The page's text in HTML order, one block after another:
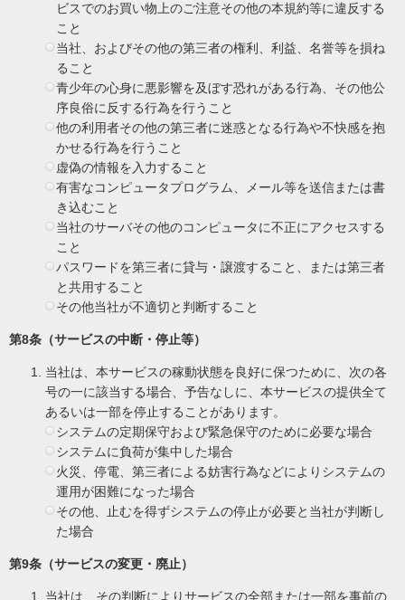
ビスでのお買い物上のご注意その他の本規約等に違反する
こと
当社、およびその他の第三者の権利、利益、名誉等を損ね
ること
青少年の心身に悪影響を及ぼす恐れがある行為、その他公
序良俗に反する行為を行うこと
他の利用者その他の第三者に迷惑となる行為や不快感を抱
かせる行為を行うこと
虚偽の情報を入力すること
有害なコンピュータプログラム、メール等を送信または書
き込むこと
当社のサーバその他のコンピュータに不正にアクセスする
こと
パスワードを第三者に貸与・譲渡すること、または第三者
と共用すること
その他当社が不適切と判断すること
第8条（サービスの中断・停止等）
当社は、本サービスの稼動状態を良好に保つために、次の各
号の一に該当する場合、予告なしに、本サービスの提供全て
あるいは一部を停止することがあります。
システムの定期保守および緊急保守のために必要な場合
システムに負荷が集中した場合
火災、停電、第三者による妨害行為などによりシステムの
運用が困難になった場合
その他、止むを得ずシステムの停止が必要と当社が判断し
た場合
第9条（サービスの変更・廃止）
当社は、その判断によりサービスの全部または一部を事前の